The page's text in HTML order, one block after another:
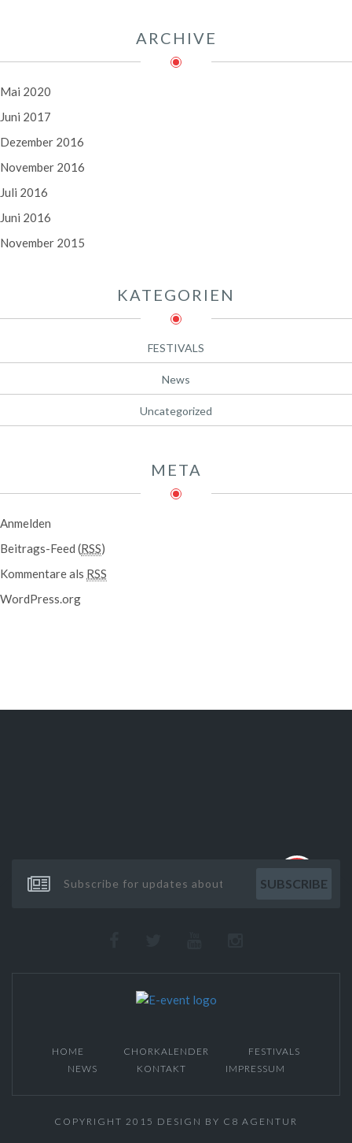
ARCHIVE
Mai 2020
Juni 2017
Dezember 2016
November 2016
Juli 2016
Juni 2016
November 2015
KATEGORIEN
FESTIVALS
News
Uncategorized
META
Anmelden
Beitrags-Feed (RSS)
Kommentare als RSS
WordPress.org
HOME CHORKALENDER
FESTIVALS
NEWS
KONTAKT IMPRESSUM
COPYRIGHT 2015 DESIGN BY C8 AGENTUR